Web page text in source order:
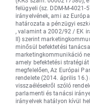
felügyeli (sz. DDM-M-
irányelvének, ami az
határozata a pénzügyi
, valamint a 2002/92 / EK
II) szerint
minősül befektetési
marketingkommunikáció
amely befektetési
megfelelően, Az Európai
rendelete (2014. április
visszaélésekről szóló
parlamenti és tanácsi
irányelvek hatályon kívül